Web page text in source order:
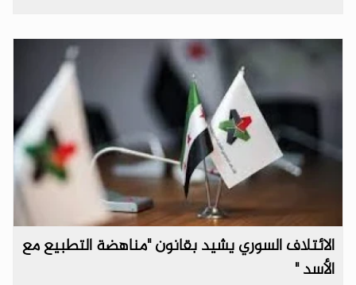
الائتلاف السوري يشيد بقانون "مناهضة التطبيع مع
الأسد "